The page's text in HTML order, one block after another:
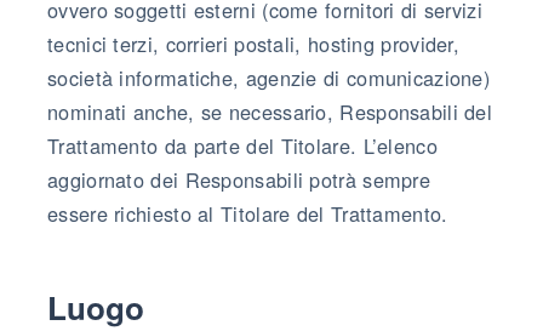
ovvero soggetti esterni (come fornitori di servizi
tecnici terzi, corrieri postali, hosting provider,
società informatiche, agenzie di comunicazione)
nominati anche, se necessario, Responsabili del
Trattamento da parte del Titolare. L’elenco
aggiornato dei Responsabili potrà sempre
essere richiesto al Titolare del Trattamento.
Luogo